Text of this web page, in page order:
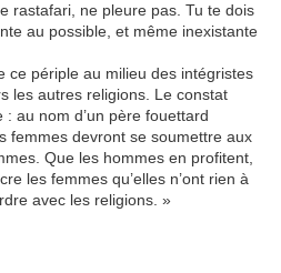
rastafari, ne pleure pas. Tu te dois
au possible, et même inexistante
ce périple au milieu des intégristes
les autres religions. Le constat
au nom d’un père fouettard
femmes devront se soumettre aux
Que les hommes en profitent,
les femmes qu’elles n’ont rien à
avec les religions. »